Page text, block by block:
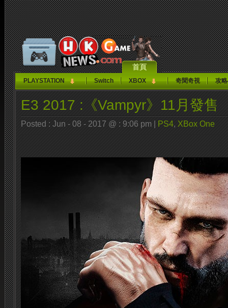
首頁
PLAYSTATION Switch XBOX 奇聞奇視 攻
E3 2017 :《Vampyr》11月發售
Posted : Jun - 08 - 2017 @ : 9:06 pm | PS4, XBox One